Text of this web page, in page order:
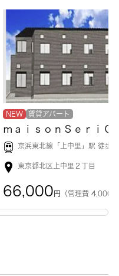
NEW 賃貸アパート
ｍａｉｓｏｎＳｅｒｉ０
京浜東北線「 上中里 」駅 徒歩9
東京都北区上中里２丁目
66,000 円 （管理費 4,000